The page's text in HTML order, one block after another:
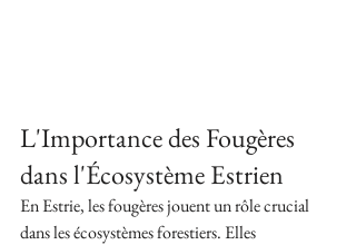
L'Importance des Fougères
dans l'Écosystème Estrien
En Estrie, les fougères jouent un rôle crucial
dans les écosystèmes forestiers. Elles